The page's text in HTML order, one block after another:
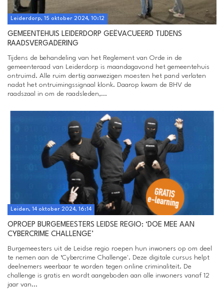
Leiderdorp, 15 oktober 2024, 10:12
GEMEENTEHUIS LEIDERDORP GEËVACUEERD TIJDENS
RAADSVERGADERING
Tijdens de behandeling van het Reglement van Orde in de
gemeenteraad van Leiderdorp is maandagavond het gemeentehuis
ontruimd. Alle ruim dertig aanwezigen moesten het pand verlaten
nadat het ontruimingssignaal klonk. Daarop kwam de BHV de
raadszaal in om de raadsleden,...
Leiden, 14 oktober 2024, 16:14
OPROEP BURGEMEESTERS LEIDSE REGIO: ‘DOE MEE AAN
CYBERCRIME CHALLENGE’
Burgemeesters uit de Leidse regio roepen hun inwoners op om deel
te nemen aan de ‘Cybercrime Challenge'. Deze digitale cursus helpt
deelnemers weerbaar te worden tegen online criminaliteit. De
challenge is gratis en wordt aangeboden aan alle inwoners vanaf 12
jaar van...